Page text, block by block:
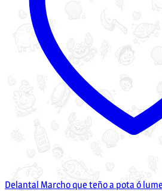
Delantal Marcho que teño a pota ó lume